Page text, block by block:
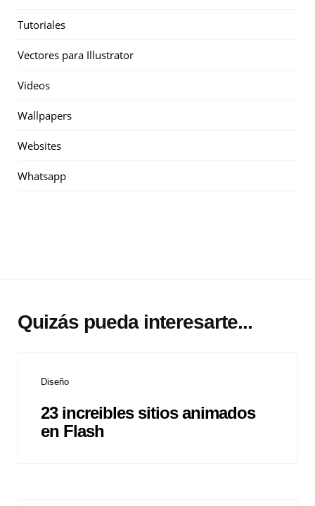
Tutoriales
Vectores para Illustrator
Videos
Wallpapers
Websites
Whatsapp
Quizás pueda interesarte...
Diseño
23 increibles sitios animados
en Flash